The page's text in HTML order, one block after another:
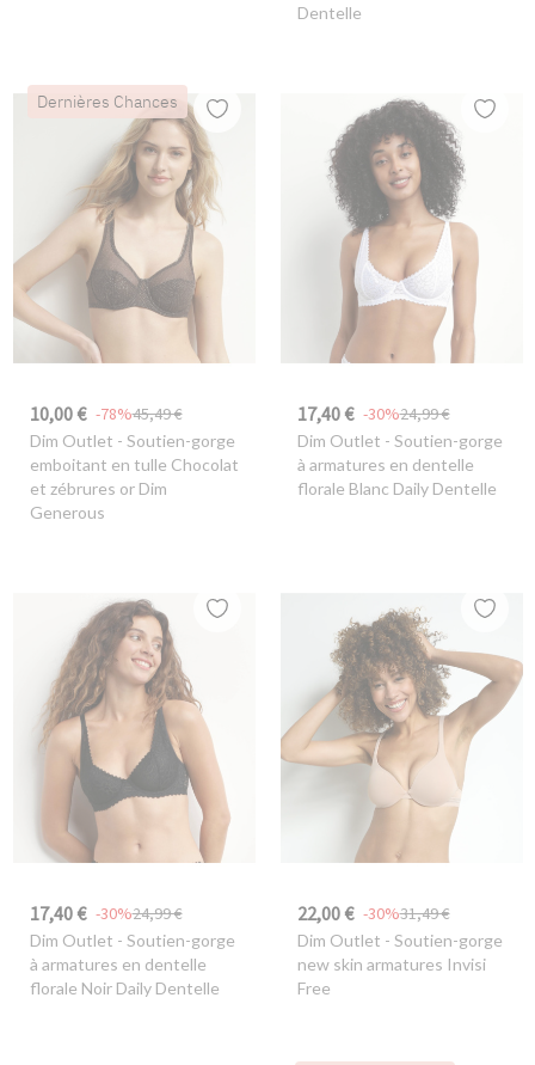
Dentelle
Dernières Chances
10,00 € 45,49 €
-78%
Dim Outlet - Soutien-gorge
emboitant en tulle Chocolat
et zébrures or Dim
Generous
17,40 € 24,99 €
-30%
Dim Outlet - Soutien-gorge
à armatures en dentelle
florale Blanc Daily Dentelle
17,40 € 24,99 €
-30%
Dim Outlet - Soutien-gorge
à armatures en dentelle
florale Noir Daily Dentelle
22,00 € 31,49 €
-30%
Dim Outlet - Soutien-gorge
new skin armatures Invisi
Free